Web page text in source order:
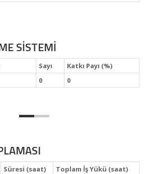
SİSTEMİ
Sayı
Katkı Payı (%)
0 0
Süresi (saat)
Toplam İş Yükü (saat)